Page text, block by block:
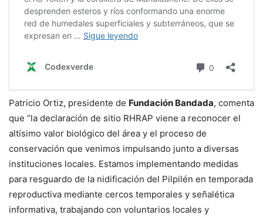
Patricio Ortiz, presidente de Fundación Bandada, comenta
que “la declaración de sitio RHRAP viene a reconocer el
altísimo valor biológico del área y el proceso de
conservación que venimos impulsando junto a diversas
instituciones locales. Estamos implementando medidas
para resguardo de la nidificación del Pilpilén en temporada
reproductiva mediante cercos temporales y señalética
informativa, trabajando con voluntarios locales y